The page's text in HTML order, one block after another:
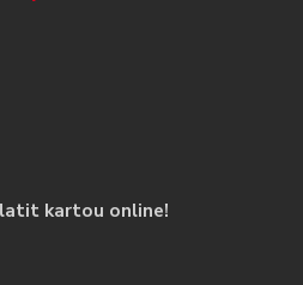
kartou online!